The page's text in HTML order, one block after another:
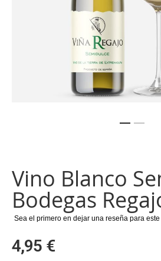
de
la
galería
de
imágenes
Vino Blanco
Bodegas
Sea el primero en dejar una reseña para
4,95 €